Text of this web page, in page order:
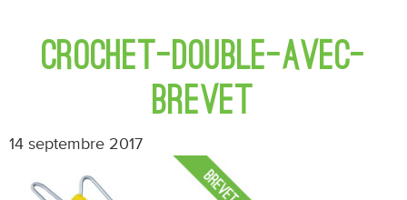
MENU
Accueil
Services
crochet-double-avec-
brevet
14 septembre 2017